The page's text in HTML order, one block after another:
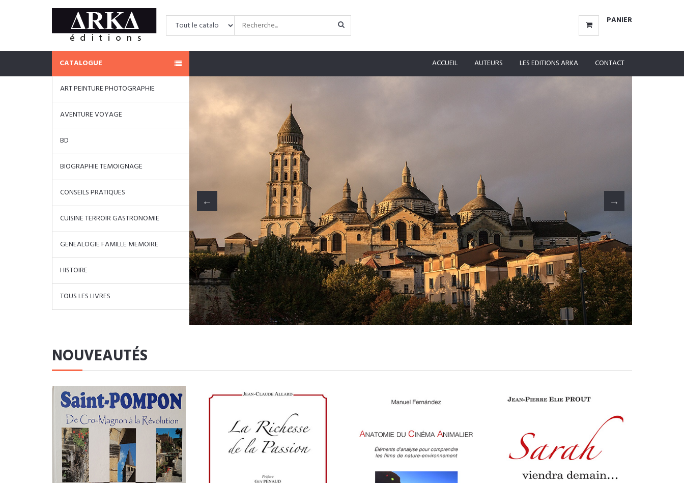
PANIER
CATALOGUE
ART PEINTURE PHOTOGRAPHIE
AVENTURE VOYAGE
BD
BIOGRAPHIE TEMOIGNAGE
CONSEILS PRATIQUES
CUISINE TERROIR GASTRONOMIE
GENEALOGIE FAMILLE MEMOIRE
HISTOIRE
TOUS LES LIVRES
ACCUEIL AUTEURS LES EDITIONS ARKA CONTACT
NOUVEAUTÉS